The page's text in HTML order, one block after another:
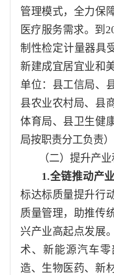
管理模式，全力保
医疗服务需求。到
制性检定计量器具
新建成宜居宜业和
单位： 县工信局、
县农业农村局、 县
体育局、 县卫生健
局按职责分工负责）
（二）提升产
1.全链推动产
标达标质量提升行
质量管理，助推传
兴产业高起点发展。
术、新能源汽车
造、生物医药、新